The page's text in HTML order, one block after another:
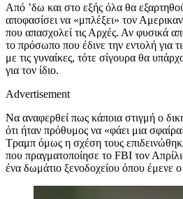
Από ’δω και στο εξής όλα θα
αποφασίσει να «μπλέξει» τον
που απασχολεί τις Αρχές. Αν φυσικά
το πρόσωπο που έδινε την εντολή για
με τις γυναίκες, τότε σίγουρα θα
για τον ίδιο.
Advertisement
Να αναφερθεί πως κάποια στιγμή ο
ότι ήταν πρόθυμος να «φάει μια σφαίρα
Τραμπ όμως η σχέση τους
που πραγματοποίησε το FBI τον
ένα δωμάτιο ξενοδοχείου όπου έμενε